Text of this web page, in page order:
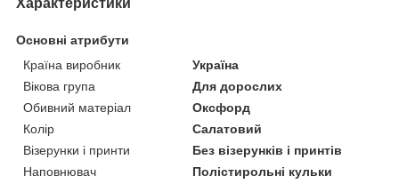
Характеристики
Основні атрибути
Країна виробник
Україна
Вікова група
Для дорослих
Обивний матеріал
Оксфорд
Колір
Салатовий
Візерунки і принти
Без візерунків і принтів
Наповнювач
Полістирольні кульки